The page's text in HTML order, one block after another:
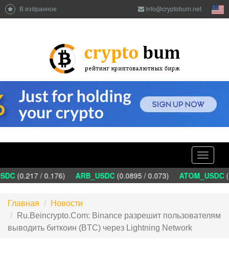
В избранное info@cryptobum.net
Toggle
(0.217 / 0.176) ARB_USDC(0.0895 / 0.073) ATOM_USDC
Главная
Новости
Ru.Beincrypto.Com: Binance разрешит пользователям
выводить биткоин (BTC) через Lightning Network